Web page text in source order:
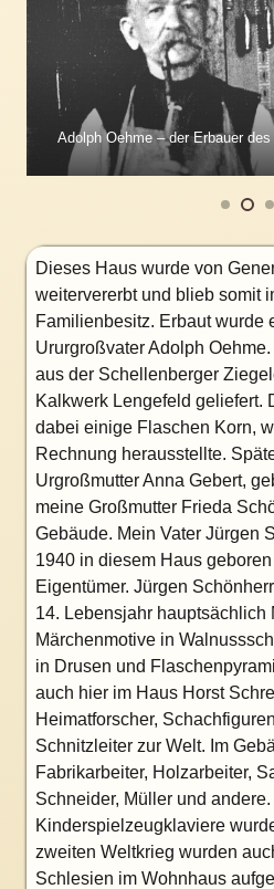
Adolph Oehme – der Erbauer des
Dieses Haus wurde von
weitervererbt und blieb somit
Familienbesitz. Erbaut wurde
Ururgroßvater Adolph
aus der Schellenberger
Kalkwerk Lengefeld geliefert.
dabei einige Flaschen Korn,
Rechnung herausstellte.
Urgroßmutter Anna Gebert,
meine Großmutter Frieda
Gebäude. Mein Vater Jürgen
1940 in diesem Haus
Eigentümer. Jürgen
14. Lebensjahr hauptsächlich
Märchenmotive in
in Drusen und
auch hier im Haus Horst
Heimatforscher,
Schnitzleiter zur Welt. Im
Fabrikarbeiter, Holzarbeiter,
Schneider, Müller und
Kinderspielzeugklaviere
zweiten Weltkrieg wurden
Schlesien im Wohnhaus